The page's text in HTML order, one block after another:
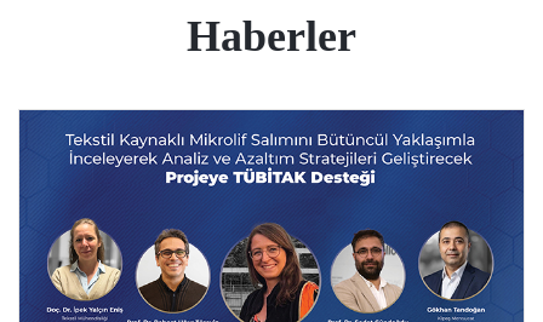
Haberler